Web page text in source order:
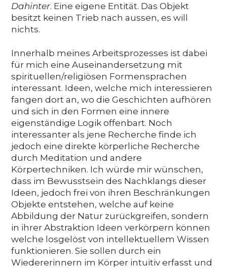
Dahinter. Eine eigene Entität. Das Objekt
besitzt keinen Trieb nach aussen, es will
nichts.
Innerhalb meines Arbeitsprozesses ist dabei
für mich eine Auseinandersetzung mit
spirituellen/religiösen Formensprachen
interessant. Ideen, welche mich interessieren
fangen dort an, wo die Geschichten aufhören
und sich in den Formen eine innere
eigenständige Logik offenbart. Noch
interessanter als jene Recherche finde ich
jedoch eine direkte körperliche Recherche
durch Meditation und andere
Körpertechniken. Ich würde mir wünschen,
dass im Bewusstsein des Nachklangs dieser
Ideen, jedoch frei von ihren Beschränkungen
Objekte entstehen, welche auf keine
Abbildung der Natur zurückgreifen, sondern
in ihrer Abstraktion Ideen verkörpern können
welche losgelöst von intellektuellem Wissen
funktionieren. Sie sollen durch ein
Wiedererinnern im Körper intuitiv erfasst und